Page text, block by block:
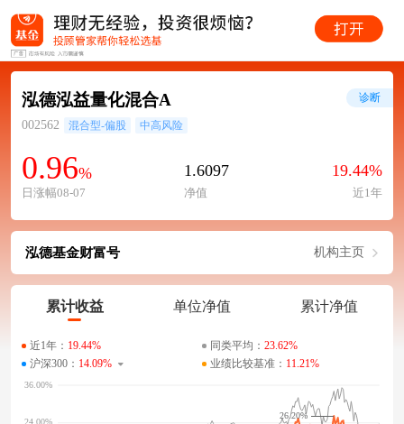
泓德泓益量化混合A
002562 混合型-偏股 中高风险
0.96%
日涨幅08-07
1.6097
净值
19.44%
近1年
诊断
泓德基金财富号 机构主页
累计收益 单位净值 累计净值
近1年： 19.44% 同类平均： 23.62%
沪深300： 14.09% 业绩比较基准： 11.21%
26.20%